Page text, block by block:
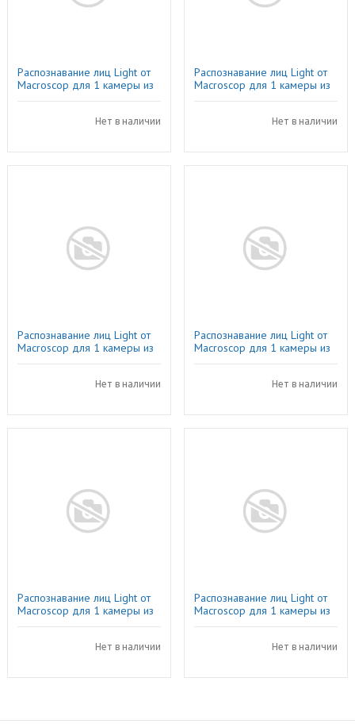
Распознавание лиц Light от
Macroscop для 1 камеры из
Нет в наличии
Распознавание лиц Light от
Macroscop для 1 камеры из
Нет в наличии
Распознавание лиц Light от
Macroscop для 1 камеры из
Нет в наличии
Распознавание лиц Light от
Macroscop для 1 камеры из
Нет в наличии
Распознавание лиц Light от
Macroscop для 1 камеры из
Нет в наличии
Распознавание лиц Light от
Macroscop для 1 камеры из
Нет в наличии